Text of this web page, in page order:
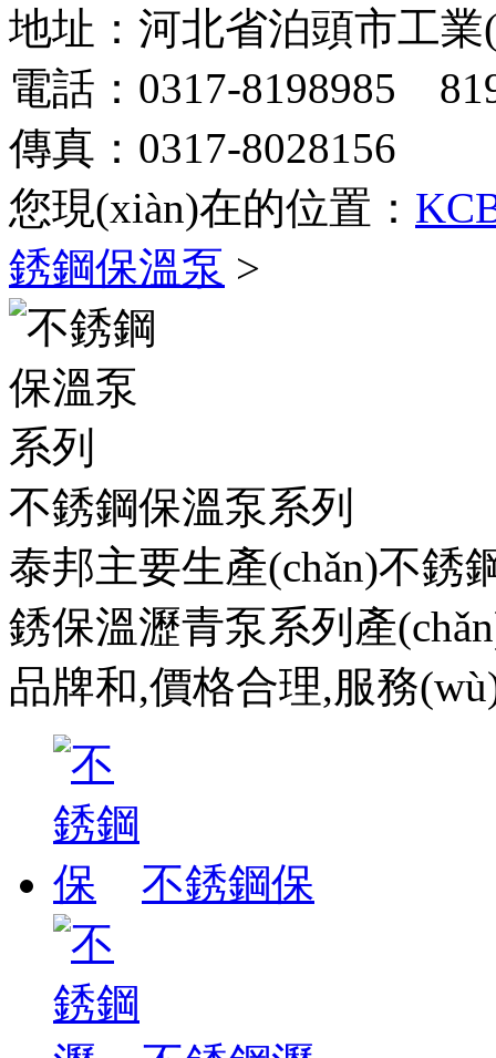
地址：河北省泊頭市工業
電話：0317-8198985
傳真：0317-8028156
您現(xiàn)在的位置：
銹鋼保溫泵 >
不銹鋼保溫泵系列
泰邦主要生產(chǎn)不銹
銹保溫瀝青泵系列產
品牌和,價格合理,服務
不銹鋼保